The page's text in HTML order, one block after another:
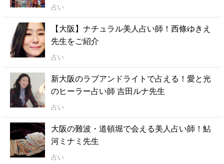
占い
【大阪】ナチュラル美人占い師！西條ゆきえ
先生をご紹介
占い
新大阪のラブアンドライトで占える！愛と光
のヒーラー占い師 吉田ルナ先生
占い
大阪の難波・道頓堀で会える美人占い師！鮎
河ミナミ先生
占い